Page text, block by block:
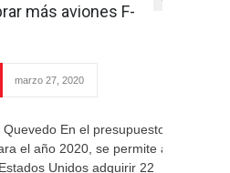
más aviones F-
marzo 27, 2020
En el presupuesto
el año 2020, se permite a
Unidos adquirir 22